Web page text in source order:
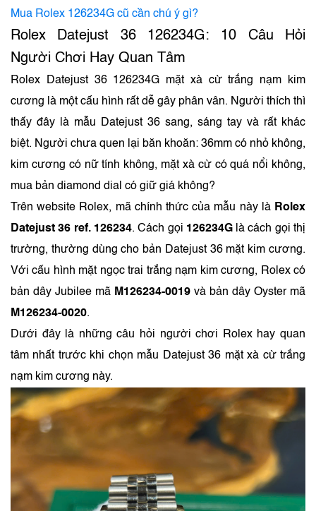
Mua Rolex 126234G cũ cần chú ý gì?
Rolex Datejust 36 126234G: 10 Câu Hỏi
Người Chơi Hay Quan Tâm
Rolex Datejust 36 126234G mặt xà cừ trắng nạm kim
cương là một cấu hình rất dễ gây phân vân. Người thích thì
thấy đây là mẫu Datejust 36 sang, sáng tay và rất khác
biệt. Người chưa quen lại băn khoăn: 36mm có nhỏ không,
kim cương có nữ tính không, mặt xà cừ có quá nổi không,
mua bản diamond dial có giữ giá không?
Trên website Rolex, mã chính thức của mẫu này là Rolex
Datejust 36 ref. 126234. Cách gọi 126234Glà cách gọi thị
trường, thường dùng cho bản Datejust 36 mặt kim cương.
Với cấu hình mặt ngọc trai trắng nạm kim cương, Rolex có
bản dây Jubilee mã M126234-0019 và bản dây Oyster mã
M126234-0020.
Dưới đây là những câu hỏi người chơi Rolex hay quan
tâm nhất trước khi chọn mẫu Datejust 36 mặt xà cừ trắng
nạm kim cương này.